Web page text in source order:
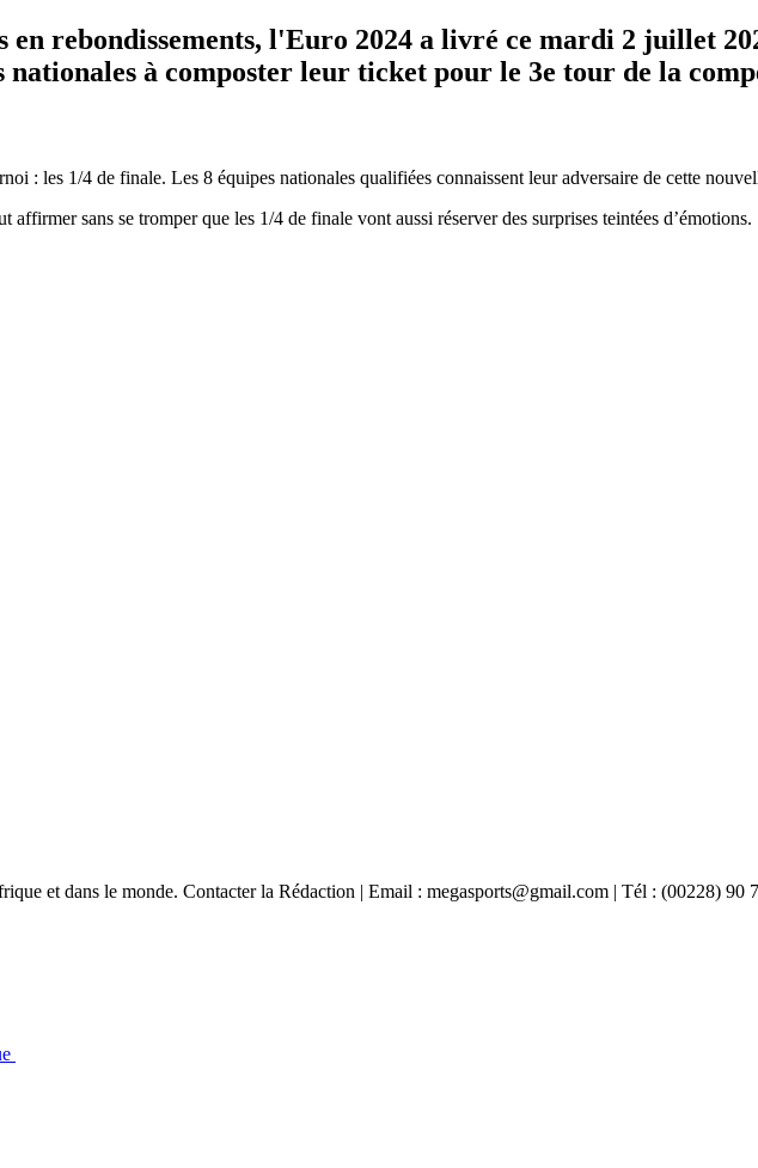
en rebondissements, l'Euro 2024 a livré ce mardi 2 juillet
nationales à composter leur ticket pour le 3e tour de la
: les 1/4 de finale. Les 8 équipes nationales qualifiées connaissent leur adversaire de cette
sans se tromper que les 1/4 de finale vont aussi réserver des surprises teintées d’émotions.
et dans le monde. Contacter la Rédaction | Email : megasports@gmail.com | Tél : (00228) 90